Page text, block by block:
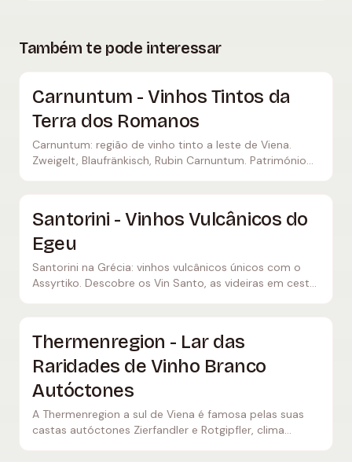
Também te pode interessar
Carnuntum - Vinhos Tintos da
Terra dos Romanos
Carnuntum: região de vinho tinto a leste de Viena.
Zweigelt, Blaufränkisch, Rubin Carnuntum. Património
Santorini - Vinhos Vulcânicos do
Egeu
Santorini na Grécia: vinhos vulcânicos únicos com o
Assyrtiko. Descobre os Vin Santo, as videiras em cesta
Thermenregion - Lar das
Raridades de Vinho Branco
Autóctones
A Thermenregion a sul de Viena é famosa pelas suas
castas autóctones Zierfandler e Rotgipfler, clima